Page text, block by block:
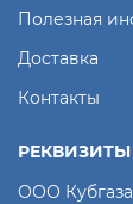
Полезная
Доставка
Контакты
РЕКВИЗИТЫ
ООО